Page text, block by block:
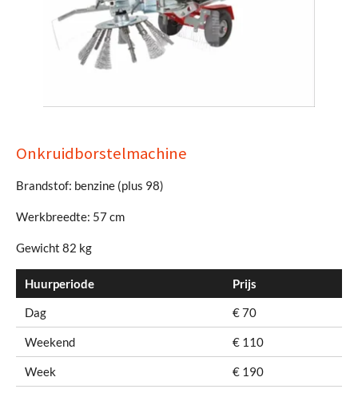
Onkruidborstelmachine
Brandstof: benzine (plus 98)
Werkbreedte: 57 cm
Gewicht 82 kg
Huurperiode
Prijs
Dag
€ 70
Weekend € 110
Week € 190